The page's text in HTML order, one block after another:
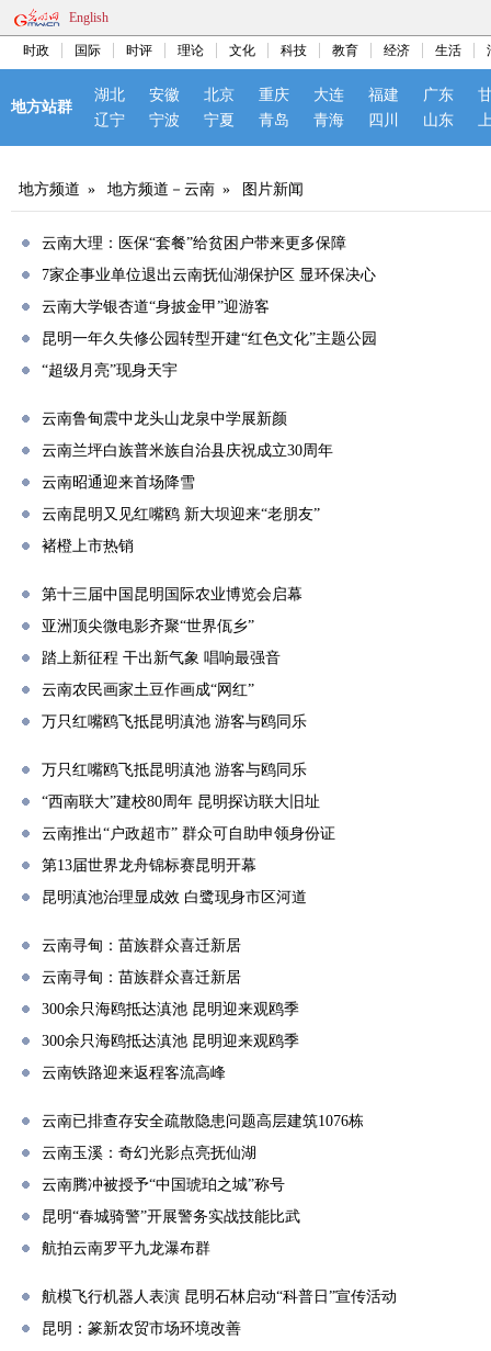
English
时政 国际 时评 理论 文化 科技 教育 经济 生活
地方站群
湖北 安徽 北京 重庆 大连 福建 广东
辽宁
宁波 宁夏 青岛 青海 四川 山东
地方频道 » 地方频道－云南 » 图片新闻
云南大理：医保“套餐”给贫困户带来更多保障
7家企事业单位退出云南抚仙湖保护区 显环保决心
云南大学银杏道“身披金甲”迎游客
昆明一年久失修公园转型开建“红色文化”主题公园
“超级月亮”现身天宇
云南鲁甸震中龙头山龙泉中学展新颜
云南兰坪白族普米族自治县庆祝成立30周年
云南昭通迎来首场降雪
云南昆明又见红嘴鸥 新大坝迎来“老朋友”
褚橙上市热销
第十三届中国昆明国际农业博览会启幕
亚洲顶尖微电影齐聚“世界佤乡”
踏上新征程 干出新气象 唱响最强音
云南农民画家土豆作画成“网红”
万只红嘴鸥飞抵昆明滇池 游客与鸥同乐
万只红嘴鸥飞抵昆明滇池 游客与鸥同乐
“西南联大”建校80周年 昆明探访联大旧址
云南推出“户政超市” 群众可自助申领身份证
第13届世界龙舟锦标赛昆明开幕
昆明滇池治理显成效 白鹭现身市区河道
云南寻甸：苗族群众喜迁新居
云南寻甸：苗族群众喜迁新居
300余只海鸥抵达滇池 昆明迎来观鸥季
300余只海鸥抵达滇池 昆明迎来观鸥季
云南铁路迎来返程客流高峰
云南已排查存安全疏散隐患问题高层建筑1076栋
云南玉溪：奇幻光影点亮抚仙湖
云南腾冲被授予“中国琥珀之城”称号
昆明“春城骑警”开展警务实战技能比武
航拍云南罗平九龙瀑布群
航模飞行机器人表演 昆明石林启动“科普日”宣传活动
昆明：篆新农贸市场环境改善